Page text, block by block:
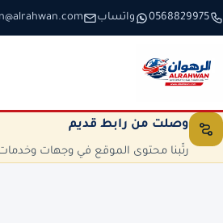
تخطَّ إلى المحتوى
0568829975 واتساب
وصلت من رابط قديم
رتّبنا محتوى الموقع في وجهات